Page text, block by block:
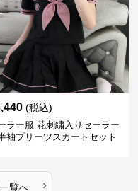
(税込)
ラー服 花刺繍入りセーラー
袖プリーツスカートセット
覧へ ›